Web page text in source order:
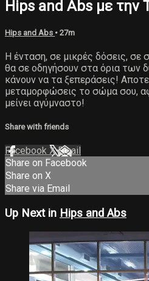
Hips and Abs με την
Hips and Abs • 27m
Η ένταση, σε μικρές δόσεις, σε
θα σε οδηγήσουν στα όρια των
κάνουν να τα ξεπεράσεις!
μεταμορφώσεις το σώμα σου,
μείνει αγύμναστο!
Share with friends
Facebook XEmail
Share on Facebook
Share on X
Share via Email
Up Next in Hips and Abs